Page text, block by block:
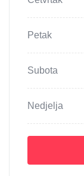
Petak
Subota
Nedjelja